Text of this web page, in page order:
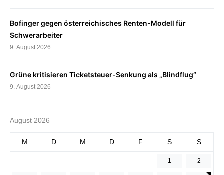
Bofinger gegen österreichisches Renten-Modell für
Schwerarbeiter
9. August 2026
Grüne kritisieren Ticketsteuer-Senkung als „Blindflug“
9. August 2026
August 2026
M D M D F S S
1 2